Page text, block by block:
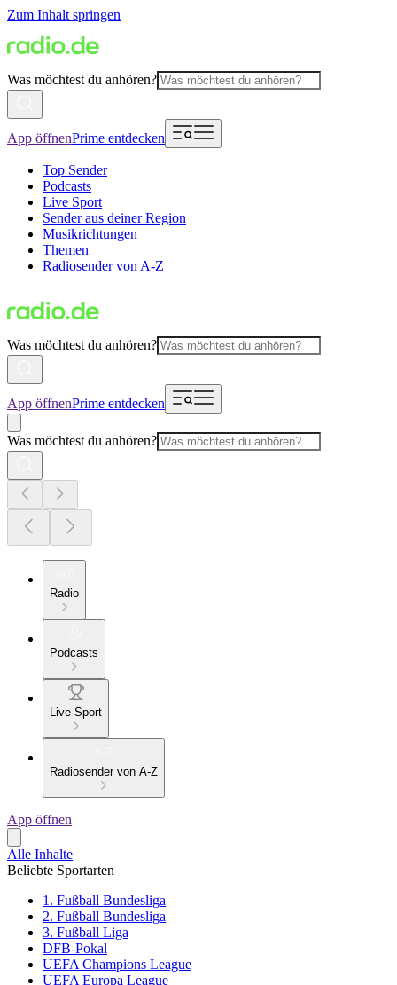
Zum Inhalt springen
Was möchtest du anhören?
App öffnenPrime entdecken
Top Sender
Podcasts
Live Sport
Sender aus deiner Region
Musikrichtungen
Themen
Radiosender von A-Z
Was möchtest du anhören?
App öffnenPrime entdecken
Was möchtest du anhören?
Radio
Podcasts
Live Sport
Radiosender von A-Z
App öffnen
Alle Inhalte
Beliebte Sportarten
1. Fußball Bundesliga
2. Fußball Bundesliga
3. Fußball Liga
DFB-Pokal
UEFA Champions League
UEFA Europa League